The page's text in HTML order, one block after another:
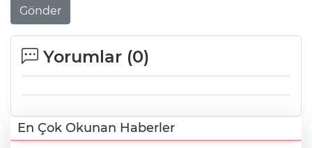
Gönder
Yorumlar (0)
En Çok Okunan Haberler